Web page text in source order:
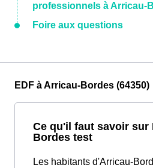
professionnels à Arricau-
Foire aux questions
EDF à Arricau-Bordes (64350)
Ce qu'il faut savoir sur
Bordes test
Les habitants d'Arricau-